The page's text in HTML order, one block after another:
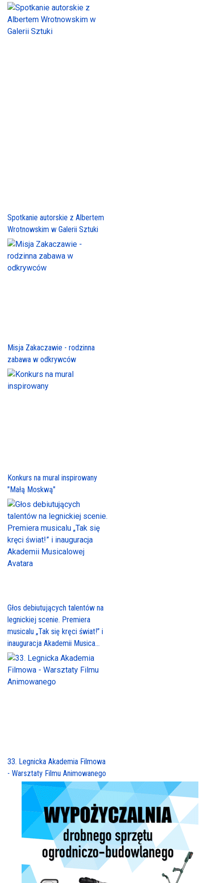
Spotkanie autorskie z Albertem
Wrotnowskim w Galerii Sztuki
Misja Zakaczawie - rodzinna
zabawa w odkrywców
Konkurs na mural inspirowany
"Małą Moskwą"
Głos debiutujących talentów na
legnickiej scenie. Premiera
musicalu „Tak się kręci świat!” i
inauguracja Akademii Musica...
33. Legnicka Akademia Filmowa
- Warsztaty Filmu Animowanego